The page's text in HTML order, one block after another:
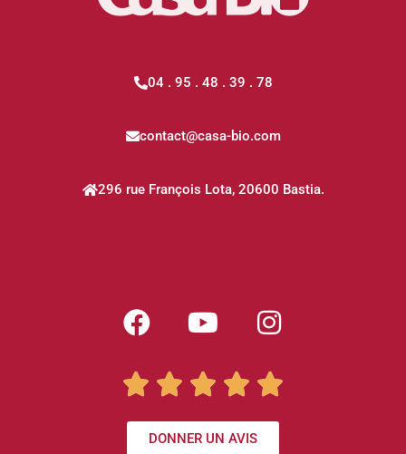
04 . 95 . 48 . 39 . 78
contact@casa-bio.com
296 rue François Lota, 20600 Bastia.
    
DONNER UN AVIS